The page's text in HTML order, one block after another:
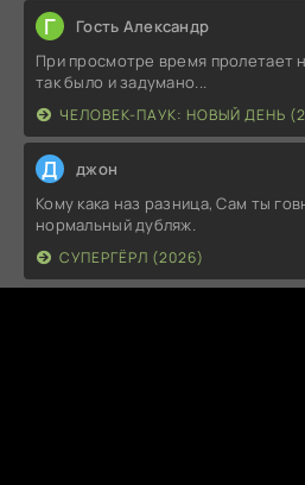
Г Гость Александр
При просмотре время пролетает
так было и задумано...
ЧЕЛОВЕК-ПАУК: НОВЫЙ ДЕНЬ
Д джон
Кому кака наз разница, Сам ты
нормальный дубляж.
СУПЕРГЁРЛ (2026)